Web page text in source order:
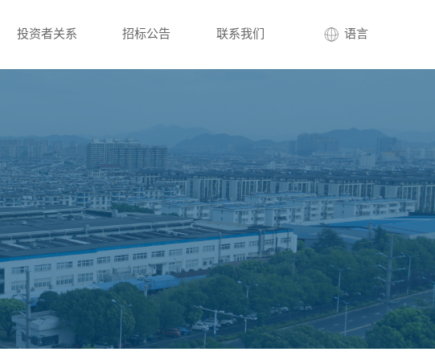
投资者关系 招标公告 联系我们 语言